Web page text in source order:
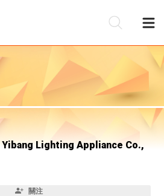
Lighting Appliance Co.,
關注